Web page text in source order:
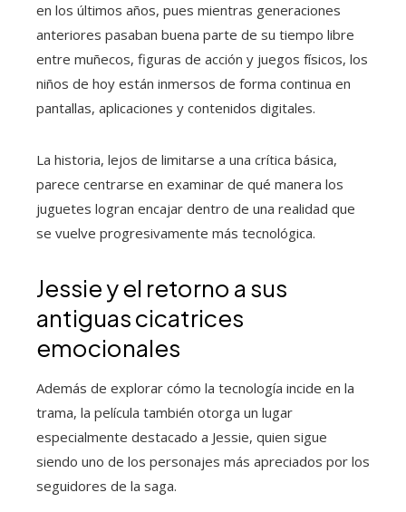
en los últimos años, pues mientras generaciones
anteriores pasaban buena parte de su tiempo libre
entre muñecos, figuras de acción y juegos físicos, los
niños de hoy están inmersos de forma continua en
pantallas, aplicaciones y contenidos digitales.
La historia, lejos de limitarse a una crítica básica,
parece centrarse en examinar de qué manera los
juguetes logran encajar dentro de una realidad que
se vuelve progresivamente más tecnológica.
Jessie y el retorno a sus
antiguas cicatrices
emocionales
Además de explorar cómo la tecnología incide en la
trama, la película también otorga un lugar
especialmente destacado a Jessie, quien sigue
siendo uno de los personajes más apreciados por los
seguidores de la saga.